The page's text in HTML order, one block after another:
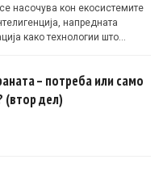
насочува кон екосистемите
напредната
како технологии што
– потреба или само
(втор дел)